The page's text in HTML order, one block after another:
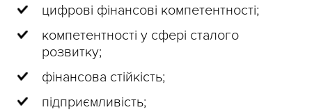
цифрові фінансові компетентності;
компетентності у сфері сталого
розвитку;
фінансова стійкість;
підприємливість;